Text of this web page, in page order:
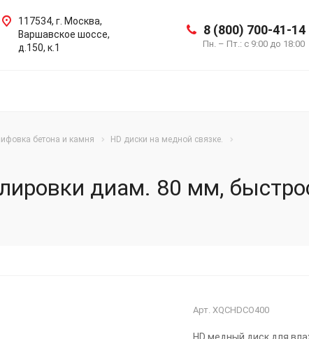
8 (800) 700-41-14
Пн. – Пт.: с 9:00 до 18:00
117534, г. Москва,
Варшавское шоссе,
д.150, к.1
бетона и камня HD диски на медной связке.
диам. 80 мм,
Арт. XQCHDCO400